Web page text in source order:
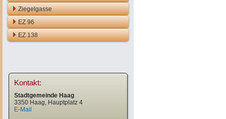
Ziegelgasse
EZ 96
EZ 138
Kontakt:
Stadtgemeinde Haag
3350 Haag, Hauptplatz 4
E-Mail